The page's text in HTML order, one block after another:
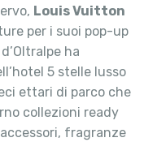
Louis Vuitton
per i suoi pop-up
ha
5 stelle lusso
ettari di parco che
collezioni ready
fragranze